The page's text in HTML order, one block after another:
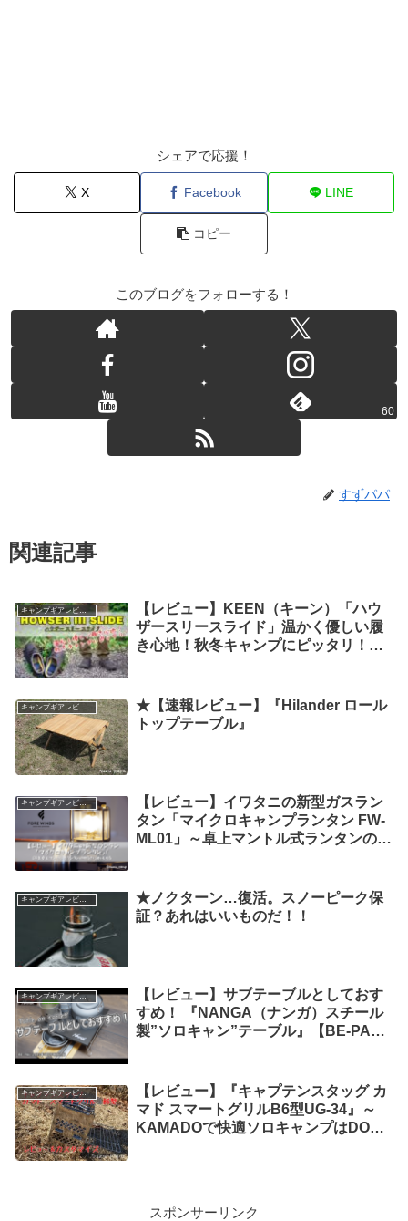
シェアで応援！
X Facebook LINE
コピー
このブログをフォローする！
60
すずパパ
関連記事
キャンプギアレビュー
【レビュー】KEEN（キーン）「ハウ
ザースリースライド」温かく優しい履
き心地！秋冬キャンプにピッタリ！
キャンプギアレビュー
★【速報レビュー】『Hilander ロール
トップテーブル』
キャンプギアレビュー
【レビュー】イワタニの新型ガスラン
タン「マイクロキャンプランタン FW-
ML01」～卓上マントル式ランタンの明
キャンプギアレビュー
★ノクターン…復活。スノーピーク保
証？あれはいいものだ！！
キャンプギアレビュー
【レビュー】サブテーブルとしておす
すめ！ 『NANGA（ナンガ）スチール
製”ソロキャン”テーブル』【BE-PAL
キャンプギアレビュー
【レビュー】『キャプテンスタッグ カ
マド スマートグリルB6型UG-34』～
KAMADOで快適ソロキャンプはDOで
スポンサーリンク